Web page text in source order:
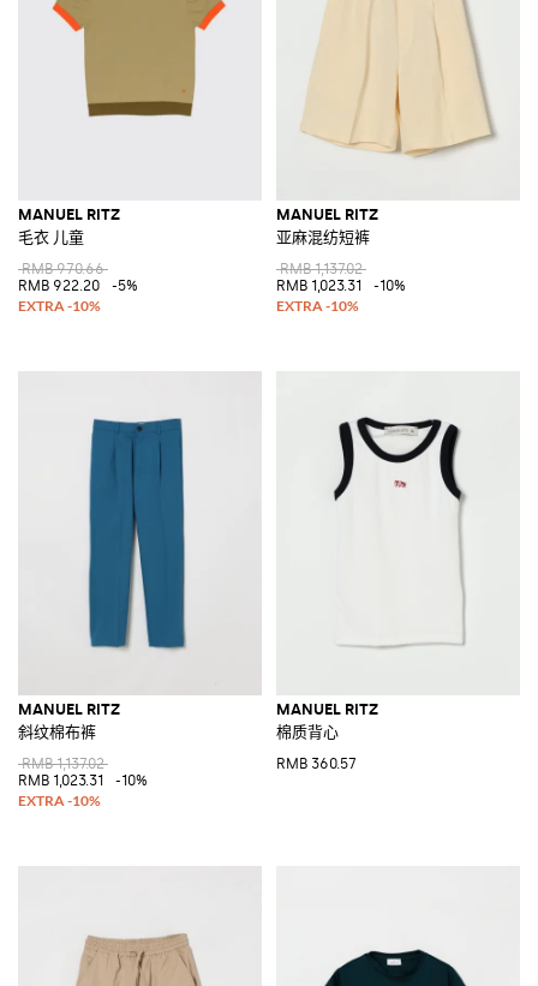
MANUEL RITZ
毛衣 儿童
RMB 970.66
RMB 922.20
-5%
MANUEL RITZ
亚麻混纺短裤
RMB 1,137.02
RMB 1,023.31
-10%
MANUEL RITZ
斜纹棉布裤
RMB 1,137.02
RMB 1,023.31
-10%
MANUEL RITZ
棉质背心
RMB 360.57